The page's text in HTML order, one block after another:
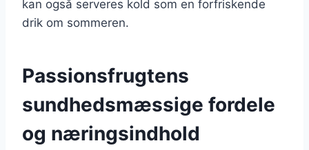
kan også serveres kold som en forfriskende
drik om sommeren.
Passionsfrugtens
sundhedsmæssige fordele
og næringsindhold